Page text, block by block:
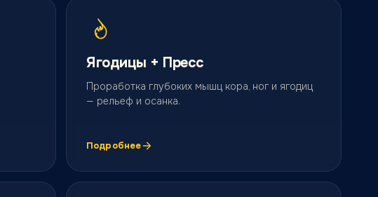
Ягодицы + Пресс
Проработка глубоких мышц кора, ног и ягодиц
— рельеф и осанка.
Подробнее